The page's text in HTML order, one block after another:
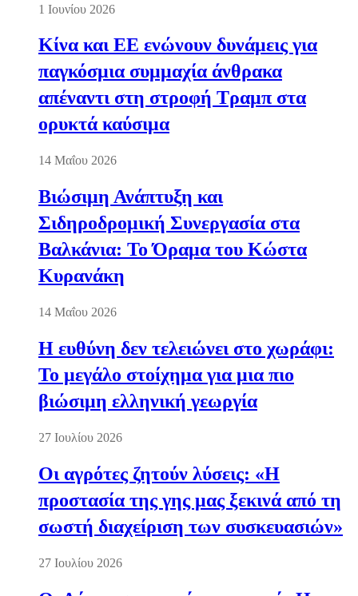
1 Ιουνίου 2026
Κίνα και ΕΕ ενώνουν δυνάμεις για
παγκόσμια συμμαχία άνθρακα
απέναντι στη στροφή Τραμπ στα
ορυκτά καύσιμα
14 Μαΐου 2026
Βιώσιμη Ανάπτυξη και
Σιδηροδρομική Συνεργασία στα
Βαλκάνια: Το Όραμα του Κώστα
Κυρανάκη
14 Μαΐου 2026
Η ευθύνη δεν τελειώνει στο χωράφι:
Το μεγάλο στοίχημα για μια πιο
βιώσιμη ελληνική γεωργία
27 Ιουλίου 2026
Οι αγρότες ζητούν λύσεις: «Η
προστασία της γης μας ξεκινά από τη
σωστή διαχείριση των συσκευασιών»
27 Ιουλίου 2026